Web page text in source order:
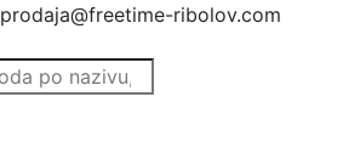
prodaja@freetime-ribolov.com